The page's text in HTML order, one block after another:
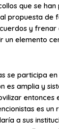
que se
propuesta de
y
un elemento
se participa
es amplia y
es
a sus